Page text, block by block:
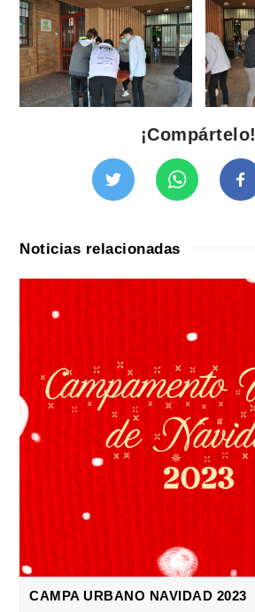
¡Compártelo!
Noticias relacionadas
CAMPA URBANO NAVIDAD 2023